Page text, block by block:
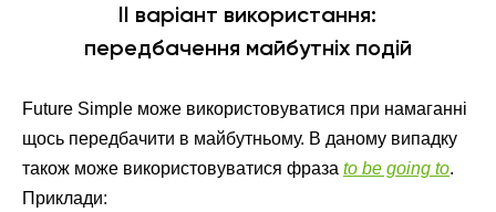
II варіант використання:
передбачення майбутніх подій
Future Simple може використовуватися при намаганні
щось передбачити в майбутньому. В даному випадку
також може використовуватися фраза to be going to.
Приклади: